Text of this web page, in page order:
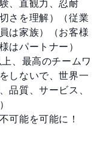
、直観力、忍耐
さを理解）（従業
は家族）（お客様
はパートナー）
、最高のチームワ
しないで、世界一
品質、サービス、
可能を可能に！